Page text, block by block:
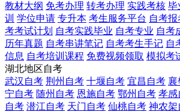
教材大纲 免考办理 转考办理 实践考核 毕
训 学位申请 专升本 考生服务平台 自考
考考试计划 自考实践毕业 自考专业 自考
历年真题 自考串讲笔记 自考考生手记 自
信息 自考培训课程 免费视频领取 模拟考
湖北地区自考
武汉自考 荆州自考 十堰自考 宜昌自考 襄
宁自考 随州自考 恩施自考 鄂州自考 孝感
自考 潜江自考 天门自考 仙桃自考 神农架